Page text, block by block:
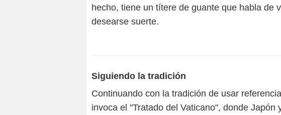
hecho, tiene un títere de guante que habla de
desearse suerte.
Siguiendo la tradición
Continuando con la tradición de usar
invoca el "Tratado del Vaticano", donde